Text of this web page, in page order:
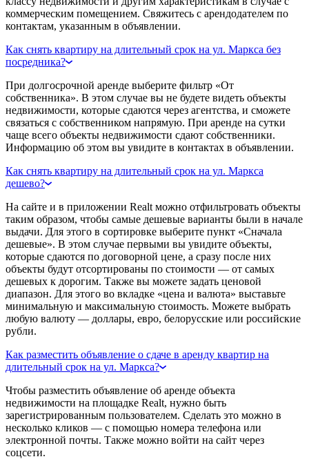
коммерческим помещением. Свяжитесь с арендодателем по
контактам, указанным в объявлении.
Как снять квартиру на длительный срок на ул. Маркса без
посредника?
При долгосрочной аренде выберите фильтр «От
собственника». В этом случае вы не будете видеть объекты
недвижимости, которые сдаются через агентства, и сможете
связаться с собственником напрямую. При аренде на сутки
чаще всего объекты недвижимости сдают собственники.
Информацию об этом вы увидите в контактах в объявлении.
Как снять квартиру на длительный срок на ул. Маркса
дешево?
На сайте и в приложении Realt можно отфильтровать объекты
таким образом, чтобы самые дешевые варианты были в начале
выдачи. Для этого в сортировке выберите пункт «Сначала
дешевые». В этом случае первыми вы увидите объекты,
которые сдаются по договорной цене, а сразу после них
объекты будут отсортированы по стоимости — от самых
дешевых к дорогим. Также вы можете задать ценовой
диапазон. Для этого во вкладке «цена и валюта» выставьте
минимальную и максимальную стоимость. Можете выбрать
любую валюту — доллары, евро, белорусские или российские
рубли.
Как разместить объявление о сдаче в аренду квартир на
длительный срок на ул. Маркса?
Чтобы разместить объявление об аренде объекта
недвижимости на площадке Realt, нужно быть
зарегистрированным пользователем. Сделать это можно в
несколько кликов — с помощью номера телефона или
электронной почты. Также можно войти на сайт через
соцсети.